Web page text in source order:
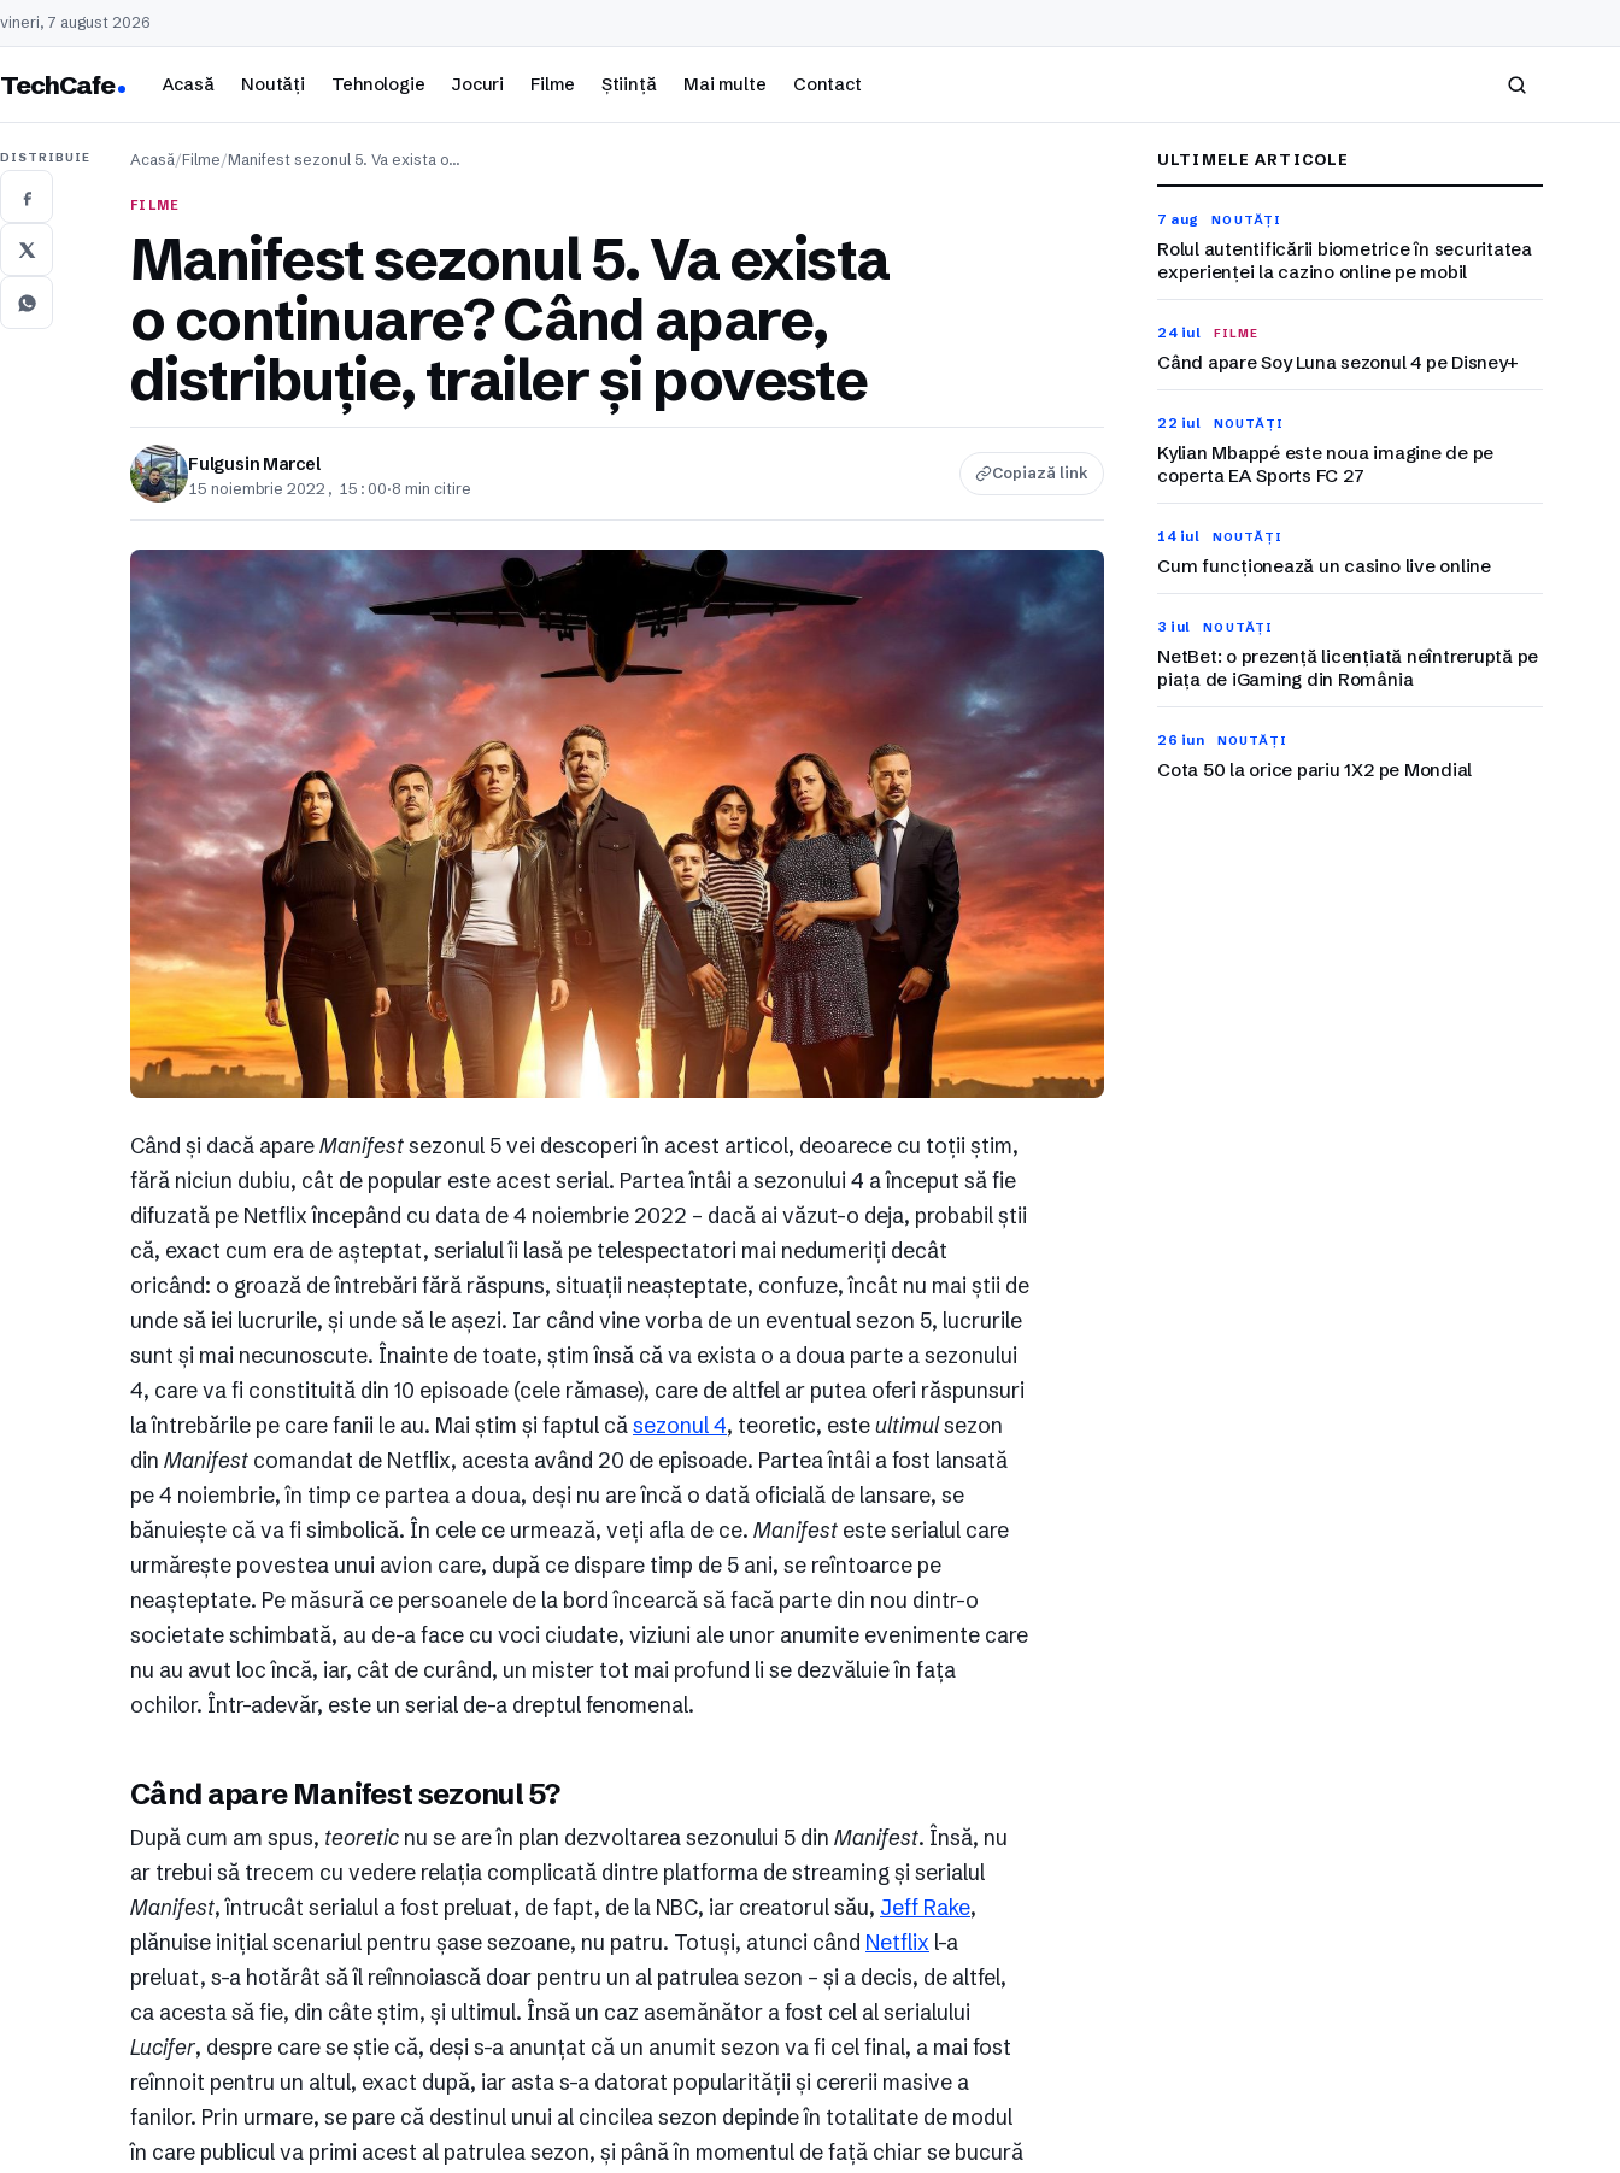
vineri, 7 august 2026
TechCafe Acasă Noutăți Tehnologie Jocuri Filme Știință Mai multe Contact
Caută
DISTRIBUIE Acasă/Filme/Manifest sezonul 5. Va exista o…
FILME
Manifest sezonul 5. Va exista
o continuare? Când apare,
distribuție, trailer și poveste
Fulgusin Marcel
15 noiembrie 2022, 15:00·8 min citire
Copiază link
Când și dacă apareManifestsezonul 5 vei descoperi în acest articol, deoarece cu toții știm,
fără niciun dubiu, cât de popular este acest serial. Partea întâi a sezonului 4 a început să fie
difuzată pe Netflix începând cu data de 4 noiembrie 2022 – dacă ai văzut-o deja, probabil știi
că, exact cum era de așteptat, serialul îi lasă pe telespectatori mai nedumeriți decât
oricând: o groază de întrebări fără răspuns, situații neașteptate, confuze, încât nu mai știi de
unde să iei lucrurile, și unde să le așezi. Iar când vine vorba de un eventual sezon 5, lucrurile
sunt și mai necunoscute. Înainte de toate, știm însă că va exista o a doua parte a sezonului
4, care va fi constituită din 10 episoade (cele rămase), care de altfel ar putea oferi răspunsuri
la întrebările pe care fanii le au. Mai știm și faptul căsezonul 4, teoretic, esteultimulsezon
din Manifest comandat de Netflix, acesta având 20 de episoade. Partea întâi a fost lansată
pe 4 noiembrie, în timp ce partea a doua, deși nu are încă o dată oficială de lansare, se
bănuiește că va fi simbolică. În cele ce urmează, veți afla de ce. Manifest este serialul care
urmărește povestea unui avion care, după ce dispare timp de 5 ani, se reîntoarce pe
neașteptate. Pe măsură ce persoanele de la bord încearcă să facă parte din nou dintr-o
societate schimbată, au de-a face cu voci ciudate, viziuni ale unor anumite evenimente care
nu au avut loc încă, iar, cât de curând, un mister tot mai profund li se dezvăluie în fața
ochilor. Într-adevăr, este un serial de-a dreptul fenomenal.
Când apare Manifest sezonul 5?
După cum am spus, teoretic nu se are în plan dezvoltarea sezonului 5 din Manifest. Însă, nu
ar trebui să trecem cu vedere relația complicată dintre platforma de streaming și serialul
Manifest, întrucât serialul a fost preluat, de fapt, de la NBC, iar creatorul său, Jeff Rake,
plănuise inițial scenariul pentru șase sezoane, nu patru. Totuși, atunci când Netflix l-a
preluat, s-a hotărât să îl reînnoiască doar pentru un al patrulea sezon – și a decis, de altfel,
ca acesta să fie, din câte știm, și ultimul. Însă un caz asemănător a fost cel al serialului
Lucifer, despre care se știe că, deși s-a anunțat că un anumit sezon va fi cel final, a mai fost
reînnoit pentru un altul, exact după, iar asta s-a datorat popularității și cererii masive a
fanilor. Prin urmare, se pare că destinul unui al cincilea sezon depinde în totalitate de modul
în care publicul va primi acest al patrulea sezon, și până în momentul de față chiar se bucură
ULTIMELE ARTICOLE
7 aug NOUTĂȚI
Rolul autentificării biometrice în securitatea
experienței la cazino online pe mobil
24 iul FILME
Când apare Soy Luna sezonul 4 pe Disney+
22 iul NOUTĂȚI
Kylian Mbappé este noua imagine de pe
coperta EA Sports FC 27
14 iul NOUTĂȚI
Cum funcționează un casino live online
3 iul NOUTĂȚI
NetBet: o prezență licențiată neîntreruptă pe
piața de iGaming din România
26 iun NOUTĂȚI
Cota 50 la orice pariu 1X2 pe Mondial